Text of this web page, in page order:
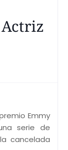
Emmy
serie de
cancelada